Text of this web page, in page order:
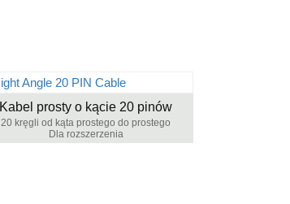
Kabel prosty o kącie 20 pinów
20 kręgli od kąta prostego do prostego
Dla rozszerzenia